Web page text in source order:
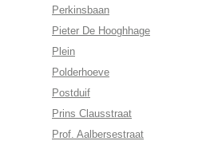
Perkinsbaan
Pieter De Hooghhage
Plein
Polderhoeve
Postduif
Prins Clausstraat
Prof. Aalbersestraat